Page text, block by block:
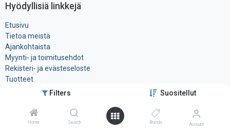
Filters Suositellut
Home Search Brands Account
Hyödyllisiä linkkejä
Etusivu
Tietoa meistä
Ajankohtaista
Myynti- ja toimitusehdot
Rekisteri- ja ​evästeseloste
Tuotteet